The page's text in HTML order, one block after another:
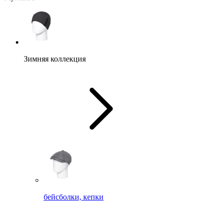
Зимняя коллекция
бейсболки, кепки